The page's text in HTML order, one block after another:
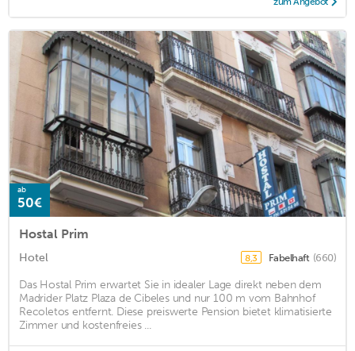
ab
50€
Hostal Prim
Hotel 8,3 Fabelhaft (660)
Das Hostal Prim erwartet Sie in idealer Lage direkt neben dem
Madrider Platz Plaza de Cibeles und nur 100 m vom Bahnhof
Recoletos entfernt. Diese preiswerte Pension bietet klimatisierte
Zimmer und kostenfreies ...